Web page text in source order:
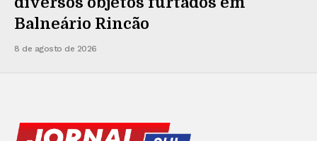
Balneário Rincão
8 de agosto de 2026